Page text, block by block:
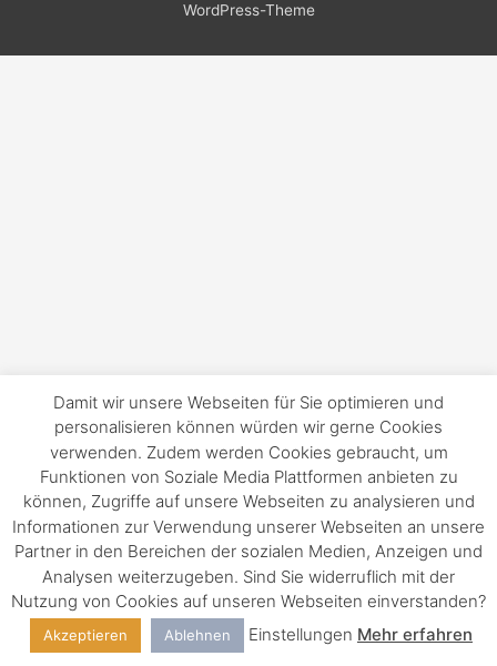
WordPress-Theme
Damit wir unsere Webseiten für Sie optimieren und
personalisieren können würden wir gerne Cookies
verwenden. Zudem werden Cookies gebraucht, um
Funktionen von Soziale Media Plattformen anbieten zu
können, Zugriffe auf unsere Webseiten zu analysieren und
Informationen zur Verwendung unserer Webseiten an unsere
Partner in den Bereichen der sozialen Medien, Anzeigen und
Analysen weiterzugeben. Sind Sie widerruflich mit der
Nutzung von Cookies auf unseren Webseiten einverstanden?
Akzeptieren Ablehnen Einstellungen Mehr erfahren